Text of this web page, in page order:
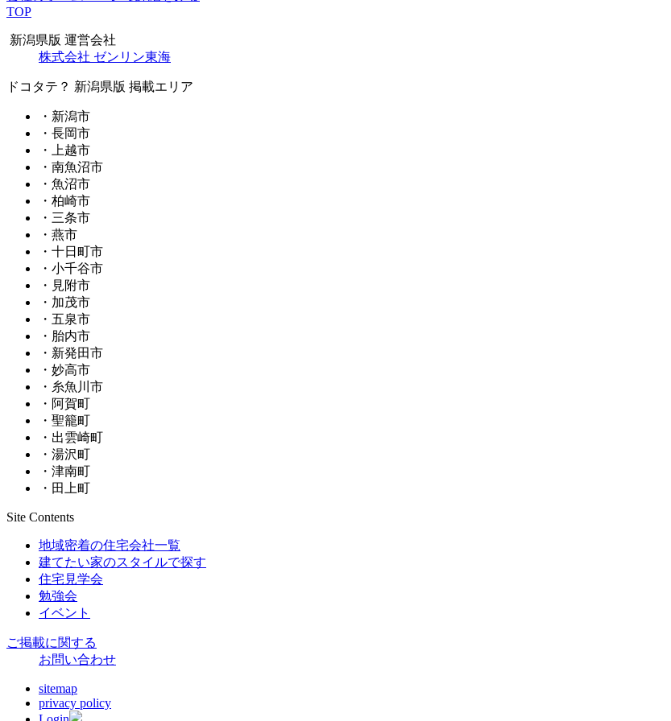
TOP
新潟県版 運営会社
株式会社 ゼンリン東海
ドコタテ？ 新潟県版 掲載エリア
・新潟市
・長岡市
・上越市
・南魚沼市
・魚沼市
・柏崎市
・三条市
・燕市
・十日町市
・小千谷市
・見附市
・加茂市
・五泉市
・胎内市
・新発田市
・妙高市
・糸魚川市
・阿賀町
・聖籠町
・出雲崎町
・湯沢町
・津南町
・田上町
Site Contents
地域密着の住宅会社一覧
建てたい家のスタイルで探す
住宅見学会
勉強会
イベント
ご掲載に関する
お問い合わせ
sitemap
privacy policy